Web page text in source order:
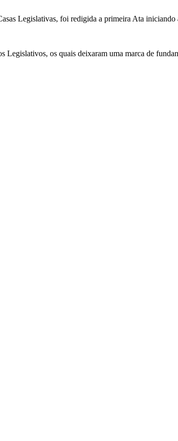
Legislativas, foi redigida a primeira Ata
Legislativos, os quais deixaram uma marca de